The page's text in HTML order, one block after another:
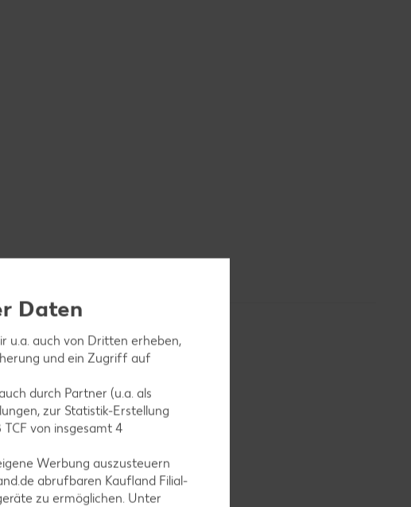
Daten
u.a. auch von Dritten erheben,
und ein Zugriff auf
durch Partner (u.a. als
zur Statistik-Erstellung
von insgesamt4
Werbung auszusteuern
abrufbaren Kaufland Filial-
zu ermöglichen. Unter